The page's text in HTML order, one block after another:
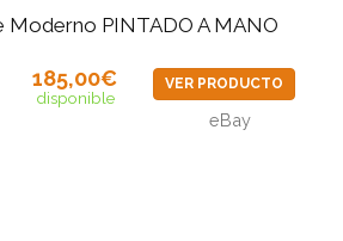
Moderno PINTADO A MANO
185,00€
disponible
VER PRODUCTO
eBay